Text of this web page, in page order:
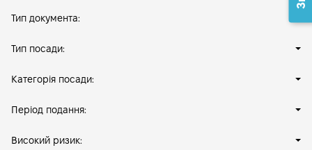
Тип документа:
Тип посади:
Категорія посади:
Період подання:
Високий ризик: